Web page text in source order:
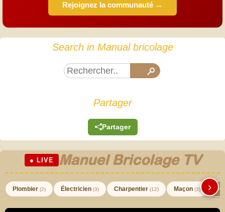
Rejoignez la communauté →
Search in Manual bricolage
Partager
Partager
● LIVE Manuel Bricolage TV
Plombier (2) Électricien (3) Charpentier (12) Maçon (3) ›